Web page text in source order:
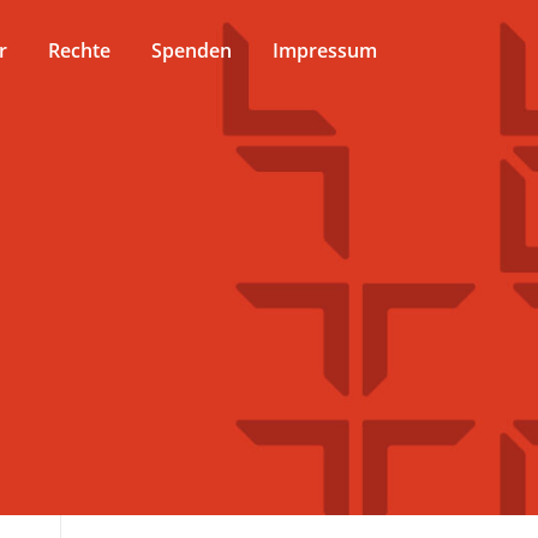
Rechte Spenden Impressum